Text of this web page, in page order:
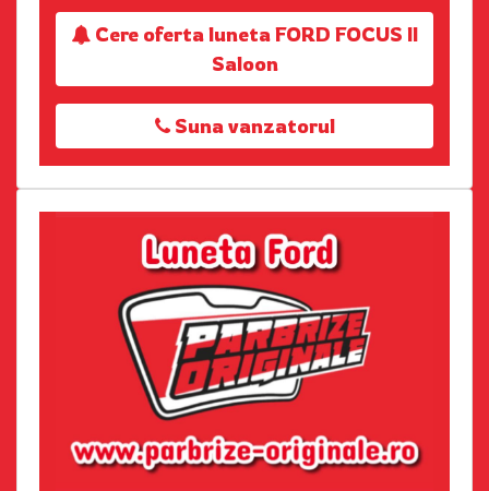
Cere oferta luneta FORD FOCUS II
Saloon
Suna vanzatorul